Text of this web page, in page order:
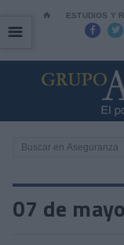
⌂ ESTUDIOS Y
 
☰
☰
07 de mayo